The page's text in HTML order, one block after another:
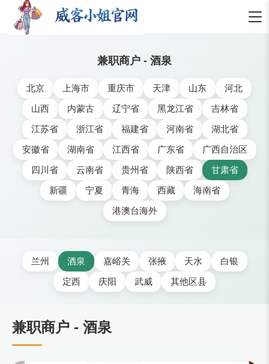
兼职商户 - 酒泉
北京 上海市 重庆市 天津 山东
河北
山西
内蒙古 辽宁省 黑龙江省
吉林省
江苏省
浙江省 福建省 河南省
湖北省
安徽省
湖南省 江西省 广东省
广西自治区
四川省
云南省 贵州省 陕西省
甘肃省
新疆
宁夏 青海 西藏
海南省
港澳台海外
兰州 酒泉 嘉峪关 张掖 天水
白银
定西
庆阳 武威 其他区县
兼职商户 - 酒泉